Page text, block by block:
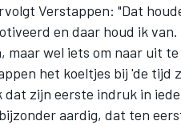
Verstappen: "Dat
en daar houd ik
maar wel iets om naar uit
het koeltjes bij 'de tijd
zijn eerste indruk in
aardig, dat ten